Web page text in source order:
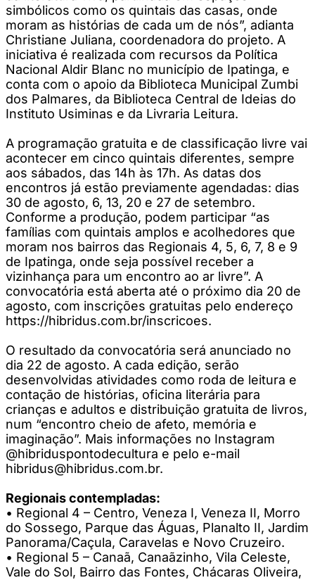
simbólicos como os quintais das casas, onde
moram as histórias de cada um de nós”, adianta
Christiane Juliana, coordenadora do projeto. A
iniciativa é realizada com recursos da Política
Nacional Aldir Blanc no município de Ipatinga, e
conta com o apoio da Biblioteca Municipal Zumbi
dos Palmares, da Biblioteca Central de Ideias do
Instituto Usiminas e da Livraria Leitura.
A programação gratuita e de classificação livre vai
acontecer em cinco quintais diferentes, sempre
aos sábados, das 14h às 17h. As datas dos
encontros já estão previamente agendadas: dias
30 de agosto, 6, 13, 20 e 27 de setembro.
Conforme a produção, podem participar “as
famílias com quintais amplos e acolhedores que
moram nos bairros das Regionais 4, 5, 6, 7, 8 e 9
de Ipatinga, onde seja possível receber a
vizinhança para um encontro ao ar livre”. A
convocatória está aberta até o próximo dia 20 de
agosto, com inscrições gratuitas pelo endereço
https://hibridus.com.br/inscricoes.
O resultado da convocatória será anunciado no
dia 22 de agosto. A cada edição, serão
desenvolvidas atividades como roda de leitura e
contação de histórias, oficina literária para
crianças e adultos e distribuição gratuita de livros,
num “encontro cheio de afeto, memória e
imaginação”. Mais informações no Instagram
@hibriduspontodecultura e pelo e-mail
hibridus@hibridus.com.br.
Regionais contempladas:
• Regional 4 – Centro, Veneza I, Veneza II, Morro
do Sossego, Parque das Águas, Planalto II, Jardim
Panorama/Caçula, Caravelas e Novo Cruzeiro.
• Regional 5 – Canaã, Canaãzinho, Vila Celeste,
Vale do Sol, Bairro das Fontes, Chácaras Oliveira,